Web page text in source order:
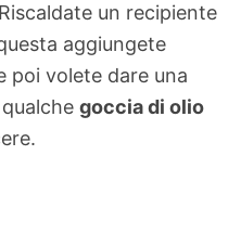
un recipiente
aggiungete
poi volete dare una
goccia di olio